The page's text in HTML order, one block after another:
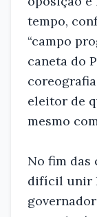
tempo,
“campo
caneta do
eleitor de
mesmo
No fim das
difícil unir